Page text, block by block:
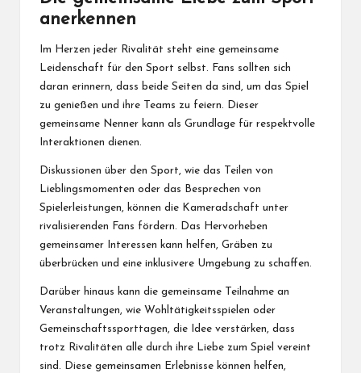
anerkennen
Im Herzen jeder Rivalität steht eine gemeinsame
Leidenschaft für den Sport selbst. Fans sollten sich
daran erinnern, dass beide Seiten da sind, um das Spiel
zu genießen und ihre Teams zu feiern. Dieser
gemeinsame Nenner kann als Grundlage für respektvolle
Interaktionen dienen.
Diskussionen über den Sport, wie das Teilen von
Lieblingsmomenten oder das Besprechen von
Spielerleistungen, können die Kameradschaft unter
rivalisierenden Fans fördern. Das Hervorheben
gemeinsamer Interessen kann helfen, Gräben zu
überbrücken und eine inklusivere Umgebung zu schaffen.
Darüber hinaus kann die gemeinsame Teilnahme an
Veranstaltungen, wie Wohltätigkeitsspielen oder
Gemeinschaftssporttagen, die Idee verstärken, dass
trotz Rivalitäten alle durch ihre Liebe zum Spiel vereint
sind. Diese gemeinsamen Erlebnisse können helfen,